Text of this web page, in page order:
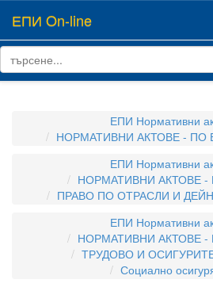
ЕПИ On-line
ЕПИ Нормативни
НОРМАТИВНИ АКТОВЕ - ПО
ЕПИ Нормативни
НОРМАТИВНИ АКТОВЕ
ПРАВО ПО ОТРАСЛИ И
ЕПИ Нормативни
НОРМАТИВНИ АКТОВЕ
ТРУДОВО И
Социално